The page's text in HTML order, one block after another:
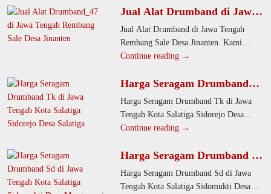
Jual Alat Drumband di Jawa
Tengah Rembang Sale Desa
Jinanten
Jual Alat Drumband di Jawa Tengah
Rembang Sale Desa Jinanten. Kami
menghadirkan alat drumband profesional
Continue reading →
Harga Seragam Drumband
Tk di Jawa Tengah Kota
Salatiga Sidorejo Desa
Salatiga
Harga Seragam Drumband Tk di Jawa
Tengah Kota Salatiga Sidorejo Desa
Salatiga. Perusahaan kami menyediakan
Continue reading →
Harga Seragam Drumband Sd
di Jawa Tengah Kota Salatiga
Sidomukti Desa Mangunsari
Harga Seragam Drumband Sd di Jawa
Tengah Kota Salatiga Sidomukti Desa